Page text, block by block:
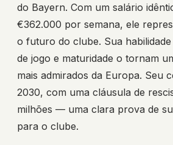
do Bayern. Com um salário
€362.000 por semana, ele
o futuro do clube. Sua
de jogo e maturidade o tornam
mais admirados da Europa. Seu
2030, com uma cláusula de
milhões — uma clara prova de
para o clube.